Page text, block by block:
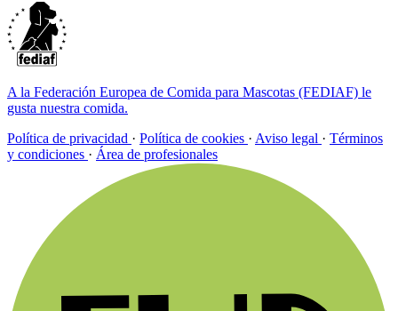
A la Federación Europea de Comida para Mascotas (FEDIAF) le
gusta nuestra comida.
Política de privacidad · Política de cookies · Aviso legal · Términos
y condiciones · Área de profesionales